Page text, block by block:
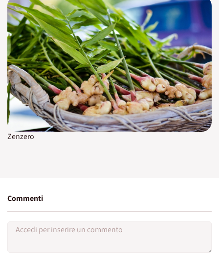
Zenzero
Commenti